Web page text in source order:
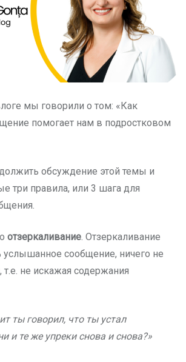
мы говорили о том: «Как
помогает нам в подростковом
обсуждение этой темы и
три правила, или 3 шага для
отзеркаливание . Отзеркаливание
услышанное сообщение, ничего не
т.е. не искажая содержания
ты говорил, что ты устал
и те же упреки снова и снова?»